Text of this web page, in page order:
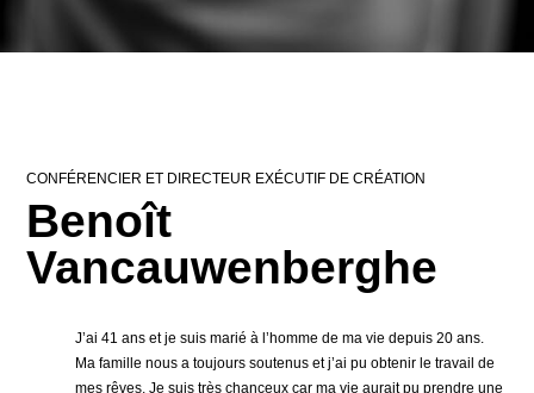
CONFÉRENCIER ET DIRECTEUR EXÉCUTIF DE CRÉATION
Benoît
Vancauwenberghe
J’ai 41 ans et je suis marié à l’homme de ma vie depuis 20 ans.
Ma famille nous a toujours soutenus et j’ai pu obtenir le travail de
mes rêves. Je suis très chanceux car ma vie aurait pu prendre une